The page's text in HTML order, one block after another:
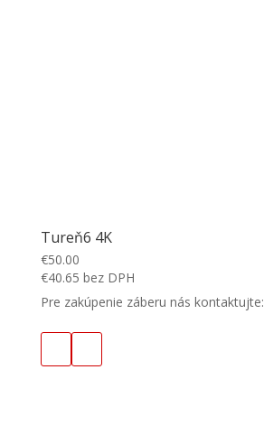
Tureň6 4K
€50.00
€40.65 bez DPH
Pre zakúpenie záberu nás kontaktujte: